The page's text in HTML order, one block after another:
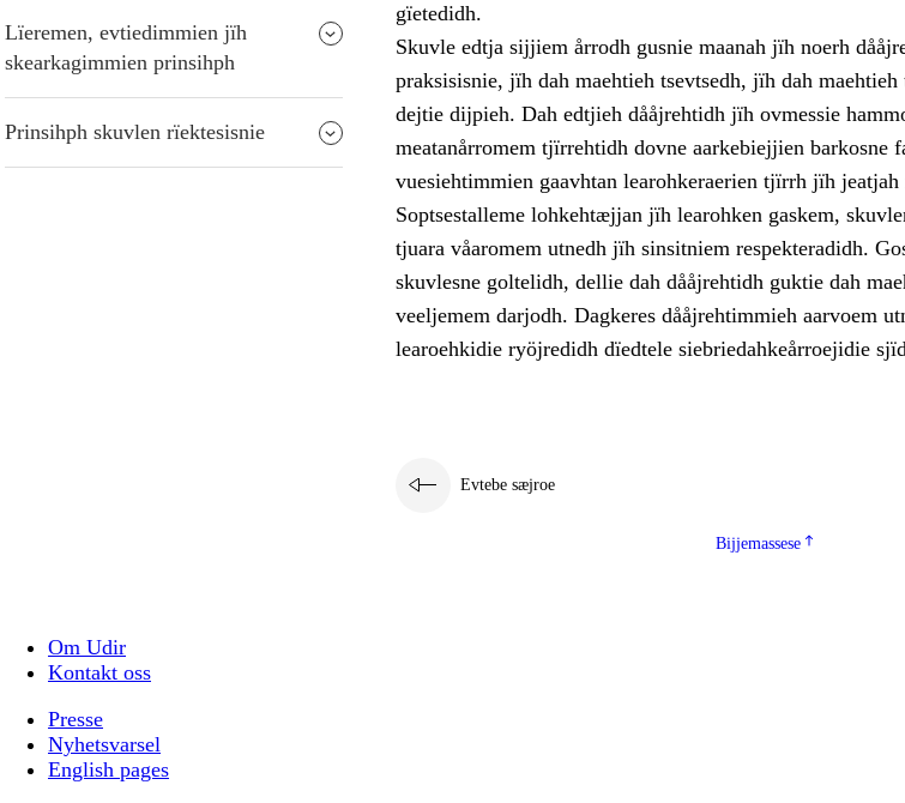
Lïeremen, evtiedimmien jïh
skearkagimmien prinsihph
Prinsihph skuvlen rïektesisnie
gïetedidh.
Skuvle edtja sijjiem årrodh gusnie maanah jïh noerh
praksisisnie, jïh dah maehtieh tsevtsedh, jïh dah maehtieh
dejtie dijpieh. Dah edtjieh dååjrehtidh jïh ovmessie
meatanårromem tjïrrehtidh dovne aarkebiejjien barkosne
vuesiehtimmien gaavhtan learohkeraerien tjïrrh jïh jeatjah
Soptsestalleme lohkehtæjjan jïh learohken gaskem,
tjuara våaromem utnedh jïh sinsitniem respekteradidh.
skuvlesne goltelidh, dellie dah dååjrehtidh guktie dah
veeljemem darjodh. Dagkeres dååjrehtimmieh aarvoem
learoehkidie ryöjredidh dïedtele siebriedahkeårroejidie
Evtebe sæjroe
Bijjemassese
Om Udir
Kontakt oss
Presse
Nyhetsvarsel
English pages